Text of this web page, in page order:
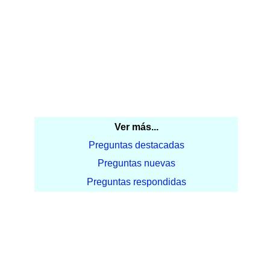
Ver más...
Preguntas destacadas
Preguntas nuevas
Preguntas respondidas